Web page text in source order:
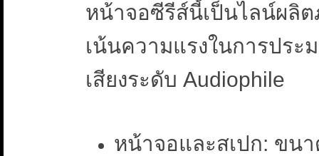
หน้าจอซีรีส์นี้เป็นไลน์ผลิ
เน้นความแรงในการปร
เสียงระดับ Audiophile
หน้าจอและสเปก: ขน